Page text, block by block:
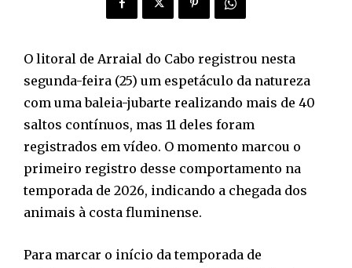
O litoral de Arraial do Cabo registrou nesta
segunda-feira (25) um espetáculo da natureza
com uma baleia-jubarte realizando mais de 40
saltos contínuos, mas 11 deles foram
registrados em vídeo. O momento marcou o
primeiro registro desse comportamento na
temporada de 2026, indicando a chegada dos
animais à costa fluminense.
Para marcar o início da temporada de